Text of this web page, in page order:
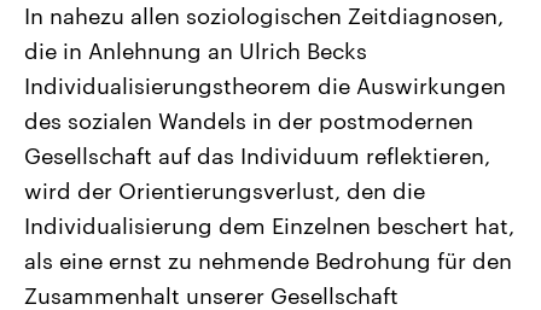
Landtagswahl Sachsen-Anhalt
Alle Informationen
Sachsen-Anhalt wählt am 6.
September 2026 einen neuen
Landtag. Seit 2021 wird das
Bundesland von einer Koalition aus
CDU, SPD und FDP regiert.-
Umfragen, Prognosen,
Wahlprogramme, aktuelle Berichte
USA
Hintergründe
Wirtschaftlich und
gehören die Vereinigten
den mächtigsten Ländern
mit großem Einfluss auf
aktuelle Weltgeschehen.
In nahezu allen soziologischen Zeitdiagnosen,
die in Anlehnung an Ulrich Becks
Individualisierungstheorem die Auswirkungen
des sozialen Wandels in der postmodernen
Gesellschaft auf das Individuum reflektieren,
wird der Orientierungsverlust, den die
Individualisierung dem Einzelnen beschert hat,
als eine ernst zu nehmende Bedrohung für den
Zusammenhalt unserer Gesellschaft